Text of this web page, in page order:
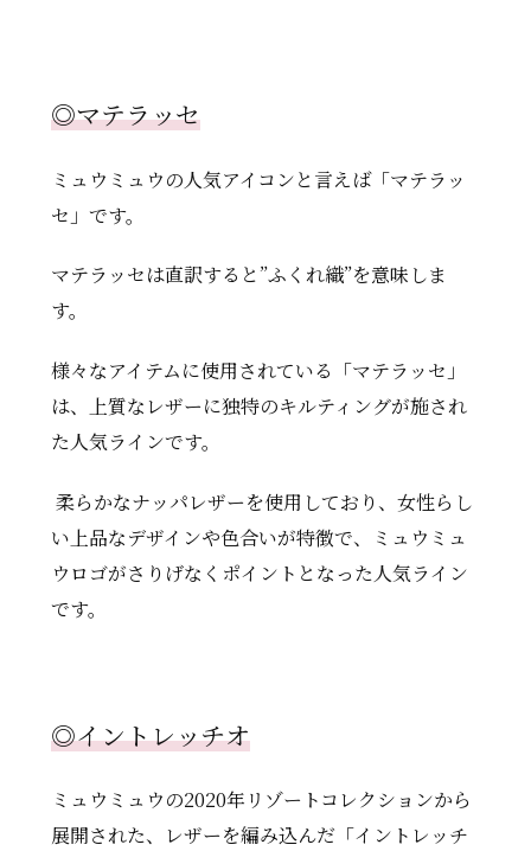
◎マテラッセ
ミュウミュウの人気アイコンと言えば「マテラッ
セ」です。
マテラッセは直訳すると”ふくれ織”を意味しま
す。
様々なアイテムに使用されている「マテラッセ」
は、上質なレザーに独特のキルティングが施され
た人気ラインです。
柔らかなナッパレザーを使用しており、女性らし
い上品なデザインや色合いが特徴で、ミュウミュ
ウロゴがさりげなくポイントとなった人気ライン
です。
◎イントレッチオ
ミュウミュウの2020年リゾートコレクションから
展開された、レザーを編み込んだ「イントレッチ